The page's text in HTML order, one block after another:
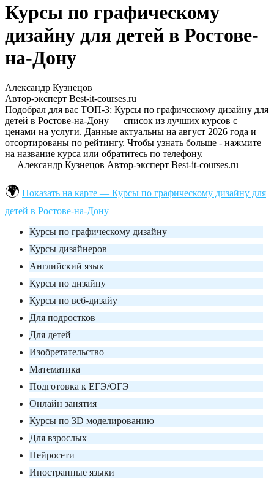
Курсы по графическому
дизайну для детей в Ростове-
на-Дону
Александр Кузнецов
Автор-эксперт Best-it-courses.ru
Подобрал для вас ТОП-3: Курсы по графическому дизайну для
детей в Ростове-на-Дону — список из лучших курсов с
ценами на услуги. Данные актуальны на август 2026 года и
отсортированы по рейтингу. Чтобы узнать больше - нажмите
на название курса или обратитесь по телефону.
— Александр Кузнецов Автор-эксперт Best-it-courses.ru
Показать на карте — Курсы по графическому дизайну для
детей в Ростове-на-Дону
Курсы по графическому дизайну
Курсы дизайнеров
Английский язык
Курсы по дизайну
Курсы по веб-дизайу
Для подростков
Для детей
Изобретательство
Математика
Подготовка к ЕГЭ/ОГЭ
Онлайн занятия
Курсы по 3D моделированию
Для взрослых
Нейросети
Иностранные языки